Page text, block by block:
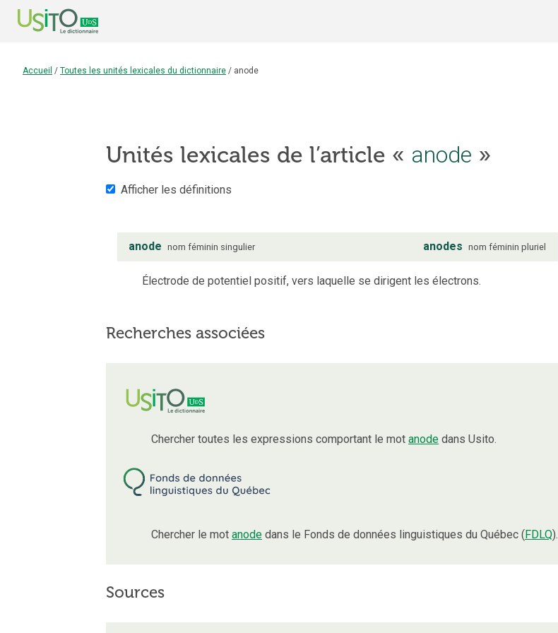
Accueil / Toutes les unités lexicales du dictionnaire / anode
Unités lexicales de l’article « anode »
Afficher les définitions
anode nom féminin singulier anodes nom féminin pluriel
Électrode de potentiel positif, vers laquelle se dirigent les électrons.
Recherches associées
Chercher toutes les expressions comportant le mot anode dans Usito.
Chercher le mot anode dans le Fonds de données linguistiques du Québec (FDLQ).
Sources